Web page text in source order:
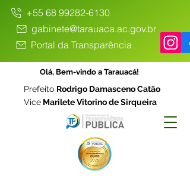
+55 68 99282-6130
gabinete@tarauaca.ac.gov.br
Portal da Transparência
Olá, Bem-vindo a Tarauacá!
Prefeito Rodrigo Damasceno Catão
Vice Marilete Vitorino de Sirqueira